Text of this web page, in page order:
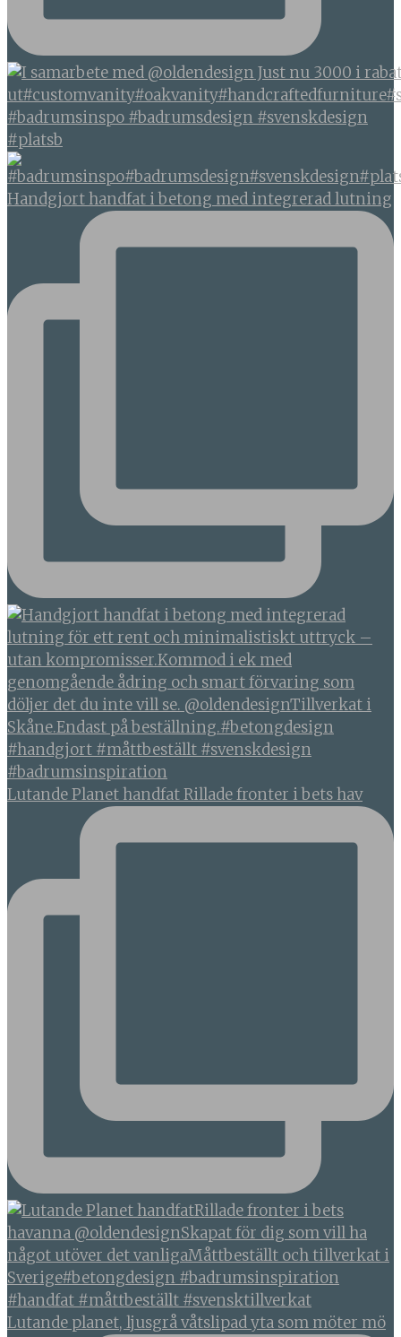
#badrumsinspo #badrumsdesign #svenskdesign
#platsb
Handgjort handfat i betong med integrerad lutning
Lutande Planet handfat Rillade fronter i bets hav
Lutande planet, ljusgrå våtslipad yta som möter mö